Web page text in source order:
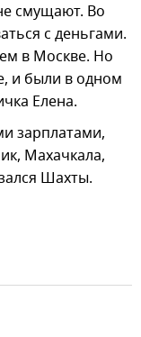
смущают. Во
с деньгами.
в Москве. Но
и были в одном
Елена.
зарплатами,
Махачкала,
Шахты.